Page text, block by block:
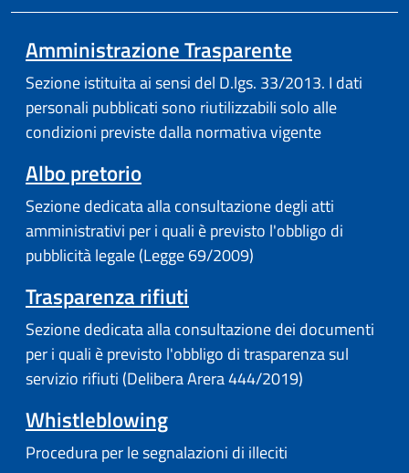
Amministrazione Trasparente
Sezione istituita ai sensi del D.lgs. 33/2013. I dati
personali pubblicati sono riutilizzabili solo alle
condizioni previste dalla normativa vigente
Albo pretorio
Sezione dedicata alla consultazione degli atti
amministrativi per i quali è previsto l'obbligo di
pubblicità legale (Legge 69/2009)
Trasparenza rifiuti
Sezione dedicata alla consultazione dei documenti
per i quali è previsto l'obbligo di trasparenza sul
servizio rifiuti (Delibera Arera 444/2019)
Whistleblowing
Procedura per le segnalazioni di illeciti